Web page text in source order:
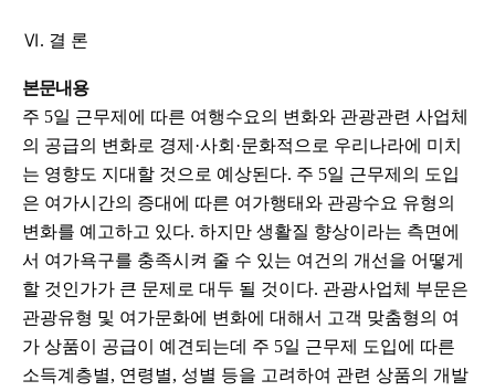
Ⅵ. 결 론
본문내용
주 5일 근무제에 따른 여행수요의 변화와 관광관련 사업체
의 공급의 변화로 경제·사회·문화적으로 우리나라에 미치
는 영향도 지대할 것으로 예상된다. 주 5일 근무제의 도입
은 여가시간의 증대에 따른 여가행태와 관광수요 유형의
변화를 예고하고 있다. 하지만 생활질 향상이라는 측면에
서 여가욕구를 충족시켜 줄 수 있는 여건의 개선을 어떻게
할 것인가가 큰 문제로 대두 될 것이다. 관광사업체 부문은
관광유형 및 여가문화에 변화에 대해서 고객 맞춤형의 여
가 상품이 공급이 예견되는데 주 5일 근무제 도입에 따른
소득계층별, 연령별, 성별 등을 고려하여 관련 상품의 개발